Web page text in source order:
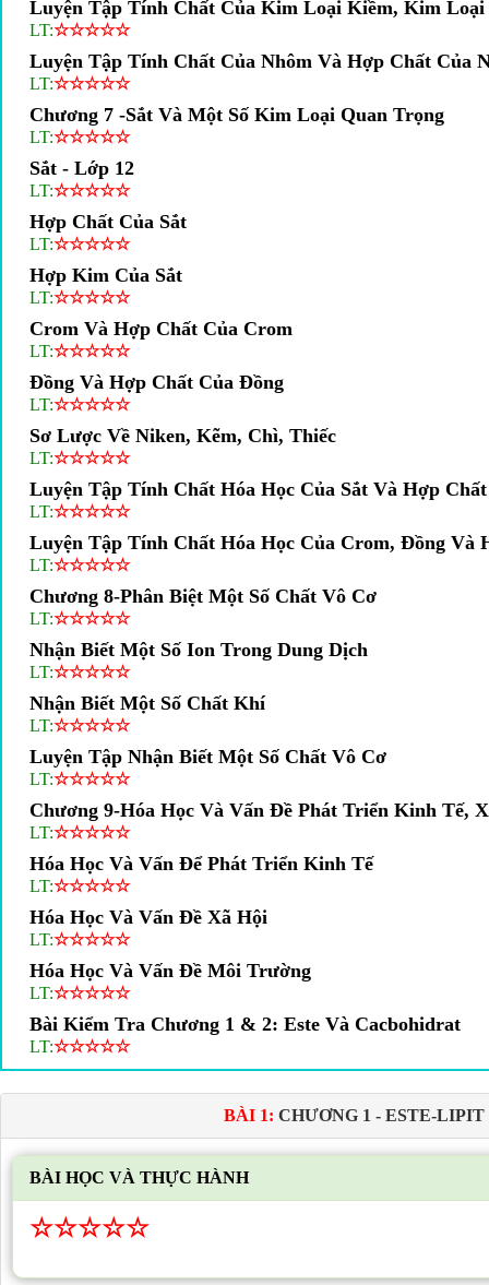
Luyện Tập Tính Chất Của Kim Loại Kiềm, Kim
LT:☆☆☆☆☆
Luyện Tập Tính Chất Của Nhôm Và Hợp Chất Của
LT:☆☆☆☆☆
Chương 7 -sắt Và Một Số Kim Loại Quan Trọng
LT:☆☆☆☆☆
Sắt - Lớp 12
LT:☆☆☆☆☆
Hợp Chất Của Sắt
LT:☆☆☆☆☆
Hợp Kim Của Sắt
LT:☆☆☆☆☆
Crom Và Hợp Chất Của Crom
LT:☆☆☆☆☆
Đồng Và Hợp Chất Của Đồng
LT:☆☆☆☆☆
Sơ Lược Về Niken, Kẽm, Chì, Thiếc
LT:☆☆☆☆☆
Luyện Tập Tính Chất Hóa Học Của Sắt Và Hợp
LT:☆☆☆☆☆
Luyện Tập Tính Chất Hóa Học Của Crom, Đồng Và
LT:☆☆☆☆☆
Chương 8-Phân Biệt Một Số Chất Vô Cơ
LT:☆☆☆☆☆
Nhận Biết Một Số Ion Trong Dung Dịch
LT:☆☆☆☆☆
Nhận Biết Một Số Chất Khí
LT:☆☆☆☆☆
Luyện Tập Nhận Biết Một Số Chất Vô Cơ
LT:☆☆☆☆☆
Chương 9-Hóa Học Và Vấn Đề Phát Triển Kinh Tế,
LT:☆☆☆☆☆
Hóa Học Và Vấn Để Phát Triển Kinh Tế
LT:☆☆☆☆☆
Hóa Học Và Vấn Đề Xã Hội
LT:☆☆☆☆☆
Hóa Học Và Vấn Đề Môi Trường
LT:☆☆☆☆☆
Bài Kiểm Tra Chương 1 & 2: Este Và Cacbohidrat
LT:☆☆☆☆☆
BÀI 1: CHƯƠNG 1 - ESTE-LIPIT
BÀI HỌC VÀ THỰC HÀNH
☆☆☆☆☆